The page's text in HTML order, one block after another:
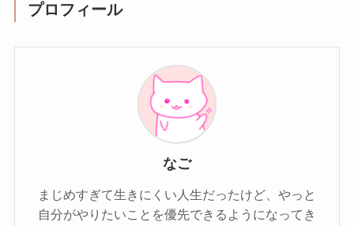
プロフィール
なご
まじめすぎて生きにくい人生だったけど、やっと
自分がやりたいことを優先できるようになってき